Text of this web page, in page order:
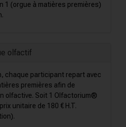
1 (orgue à matières premières)
olfactif
chaque participant repart avec
premières afin de
olfactive. Soit 1 Olfactorium®
unitaire de 180 € H.T.